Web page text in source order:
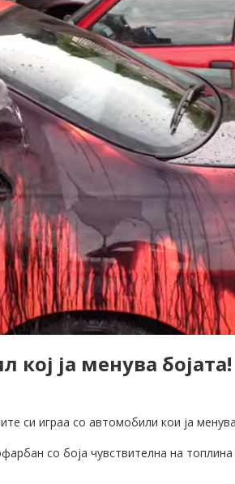
ја менува бојата!
си играа со автомобили кои ја
со боја чувствителна на